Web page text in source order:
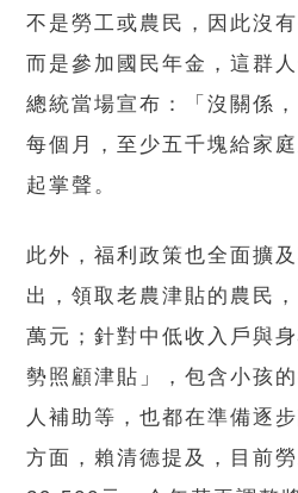
不是勞工或農民，因此沒
而是參加國民年金，這群
總統當場宣布：「沒關係
每個月，至少五千塊給家
起掌聲。
此外，福利政策也全面擴
出，領取老農津貼的農民
萬元；針對中低收入戶與
勢照顧津貼」，包含小孩
人補助等，也都在準備逐
方面，賴清德提及，目前